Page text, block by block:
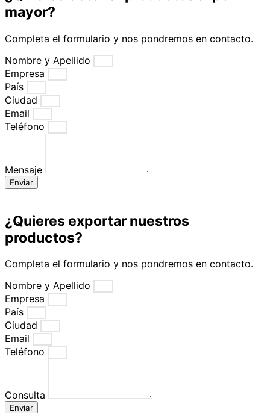
mayor?
Completa el formulario y nos pondremos en contacto.
Nombre y Apellido
Empresa
País
Ciudad
Email
Teléfono
Mensaje
Enviar
¿Quieres exportar nuestros
productos?
Completa el formulario y nos pondremos en contacto.
Nombre y Apellido
Empresa
País
Ciudad
Email
Teléfono
Consulta
Enviar